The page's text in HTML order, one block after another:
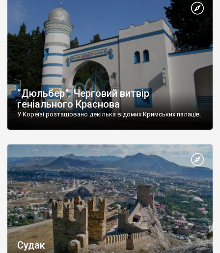
“Дюльбер”. Черговий витвір
геніального Краснова
У Кореїзі розташовано декілька відомих Кримських палаців.
Судак